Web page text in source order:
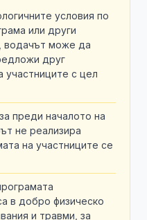
условия по
или други
водачът може да
друг
участниците с цел
преди началото на
не реализира
на участниците се
в добро физическо
и травми, за